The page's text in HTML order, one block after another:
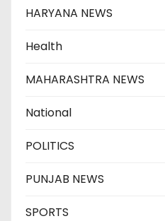
HARYANA NEWS
Health
MAHARASHTRA NEWS
National
POLITICS
PUNJAB NEWS
SPORTS